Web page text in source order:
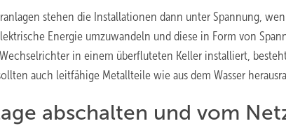
stehen die Installationen dann unter Spannung,
Energie umzuwandeln und diese in Form von
in einem überfluteten Keller installiert,
auch leitfähige Metallteile wie aus dem Wasser
abschalten und vom